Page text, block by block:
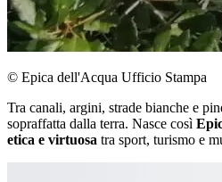
© Epica dell'Acqua Ufficio Stampa
Tra canali, argini, strade bianche e
sopraffatta dalla terra. Nasce così
etica e virtuosa tra sport, turismo e